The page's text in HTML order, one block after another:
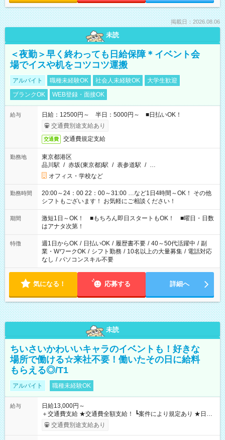
掲載日：2026.08.06
未読
＜夜勤＞早く終わっても日給保障＊イベント会
場でイスや机をコツコツ運搬
アルバイト 職種未経験OK 社会人未経験OK
大学生歓迎
ブランクOK
WEB登録・面接OK
給与
日給：12500円～ 半日：5000円～ ■日払いOK！
交通費別途支給あり
交通費 交通費規定支給
勤務地
東京都港区
品川駅 / 赤坂(東京都)駅 / 表参道駅 / …
オフィス・学校など
勤務時間
20:00～24：00 22：00～31:00 …など1日4時間～OK！ その他
シフトもございます！ お気軽にご相談ください！
期間
激短1日～OK！ ■もちろん即日スタートもOK！ ■曜日・日数
はアナタ次第！
特徴 週1日からOK / 日払いOK / 履歴書不要 / 40～50代活躍中 / 副
業・WワークOK / シフト勤務 / 10名以上の大量募集 / 電話対応
なし / パソコンスキル不要
気になる！ 応募する 詳細へ
未読
ちいさいかわいいキャラのイベントも！好きな
場所で働ける☆来社不要！働いたその日に給料
もらえる◎/T1
アルバイト 職種未経験OK
給与
日給13,000円～
＋交通費支給 ★交通費全額支給！ ┗案件により規定あり ★日払
いOK！（規定あり） ┗働いたその日に現金GET♪ お仕事後はコ
ンビニATMから 日払い分を引き落とせます！ 【試用期間】試
交通費別途支給あり